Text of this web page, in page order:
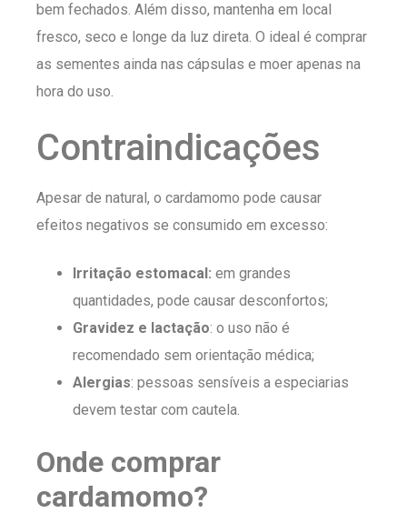
bem fechados. Além disso, mantenha em local
fresco, seco e longe da luz direta. O ideal é comprar
as sementes ainda nas cápsulas e moer apenas na
hora do uso.
Contraindicações
Apesar de natural, o cardamomo pode causar
efeitos negativos se consumido em excesso:
Irritação estomacal: em grandes
quantidades, pode causar desconfortos;
Gravidez e lactação: o uso não é
recomendado sem orientação médica;
Alergias: pessoas sensíveis a especiarias
devem testar com cautela.
Onde comprar
cardamomo?